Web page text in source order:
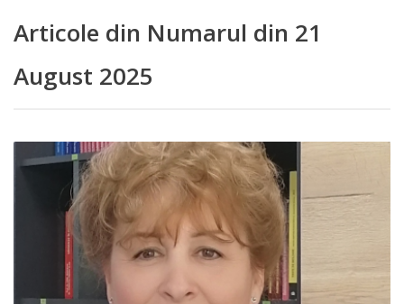
Articole din Numarul din 21
August 2025